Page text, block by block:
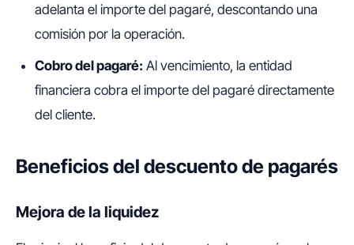
adelanta el importe del pagaré, descontando una
comisión por la operación.
Cobro del pagaré: Al vencimiento, la entidad
financiera cobra el importe del pagaré directamente
del cliente.
Beneficios del descuento de pagarés
Mejora de la liquidez